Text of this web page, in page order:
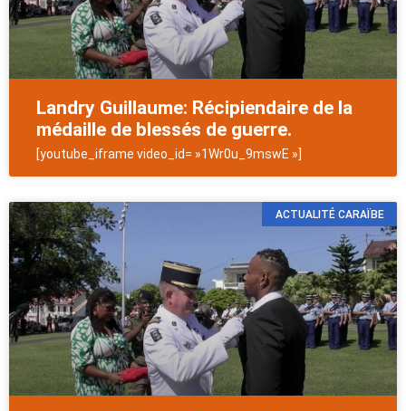
Landry Guillaume: Récipiendaire de la
médaille de blessés de guerre.
[youtube_iframe video_id= »1Wr0u_9mswE »]
ACTUALITÉ CARAÏBE